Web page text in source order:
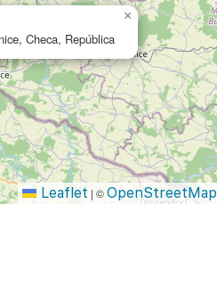
Checa, República
×
Leaflet | ©OpenStreetMap